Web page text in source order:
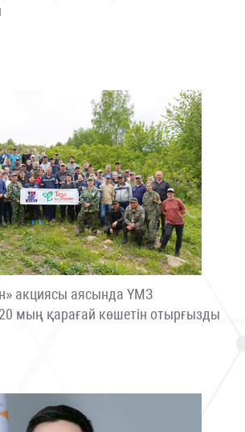
акциясы аясында ҮМЗ
мың қарағай көшетін отырғызды